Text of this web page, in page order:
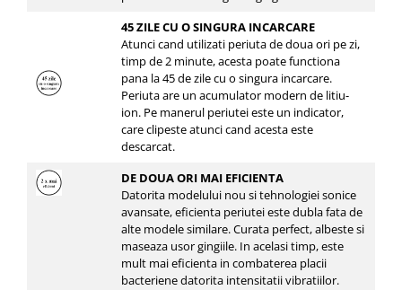
45 ZILE CU O SINGURA INCARCARE
Atunci cand utilizati periuta de doua ori pe zi,
timp de 2 minute, acesta poate functiona
pana la 45 de zile cu o singura incarcare.
Periuta are un acumulator modern de litiu-
ion. Pe manerul periutei este un indicator,
care clipeste atunci cand acesta este
descarcat.
DE DOUA ORI MAI EFICIENTA
Datorita modelului nou si tehnologiei sonice
avansate, eficienta periutei este dubla fata de
alte modele similare. Curata perfect, albeste si
maseaza usor gingiile. In acelasi timp, este
mult mai eficienta in combaterea placii
bacteriene datorita intensitatii vibratiilor.